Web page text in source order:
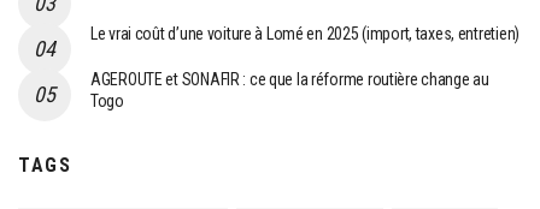
Le vrai coût d’une voiture à Lomé en 2025 (import, taxes, entretien)
AGEROUTE et SONAFIR : ce que la réforme routière change au
Togo
TAGS